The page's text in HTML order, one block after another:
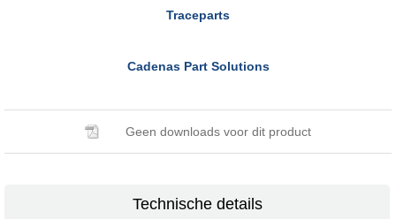
Traceparts
Cadenas Part Solutions
Geen downloads voor dit product
Technische details